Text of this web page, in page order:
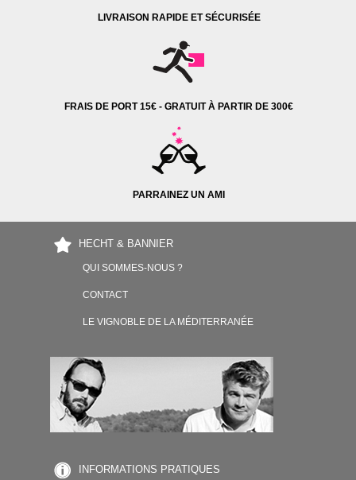
LIVRAISON RAPIDE ET SÉCURISÉE
FRAIS DE PORT 15€ - GRATUIT À PARTIR DE 300€
PARRAINEZ UN AMI
HECHT & BANNIER
QUI SOMMES-NOUS ?
CONTACT
LE VIGNOBLE DE LA MÉDITERRANÉE
INFORMATIONS PRATIQUES